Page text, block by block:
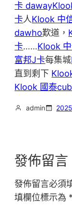
卡 daway
卡人Klook 中
dawho歎道，
卡……Klook
富邦J卡每集城
直到剩下
Klook 國泰
admin
發佈留言
發佈留言必須
填欄位標示為 *